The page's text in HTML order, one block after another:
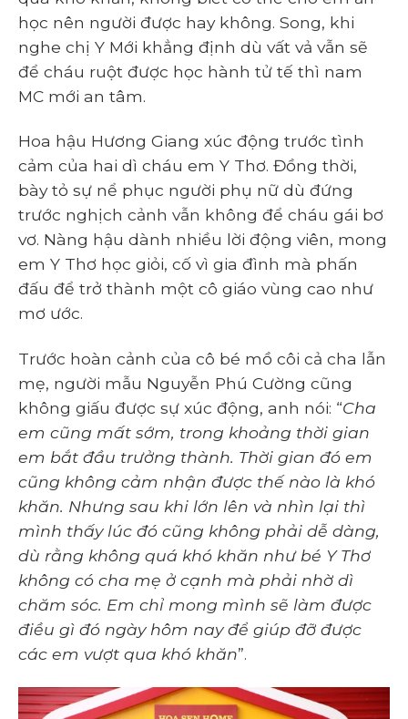
học nên người được hay không. Song, khi
nghe chị Y Mới khẳng định dù vất vả vẫn sẽ
để cháu ruột được học hành tử tế thì nam
MC mới an tâm.
Hoa hậu Hương Giang xúc động trước tình
cảm của hai dì cháu em Y Thơ. Đồng thời,
bày tỏ sự nể phục người phụ nữ dù đứng
trước nghịch cảnh vẫn không để cháu gái bơ
vơ. Nàng hậu dành nhiều lời động viên, mong
em Y Thơ học giỏi, cố vì gia đình mà phấn
đấu để trở thành một cô giáo vùng cao như
mơ ước.
Trước hoàn cảnh của cô bé mồ côi cả cha lẫn
mẹ, người mẫu Nguyễn Phú Cường cũng
không giấu được sự xúc động, anh nói: “Cha
em cũng mất sớm, trong khoảng thời gian
em bắt đầu trưởng thành. Thời gian đó em
cũng không cảm nhận được thế nào là khó
khăn. Nhưng sau khi lớn lên và nhìn lại thì
mình thấy lúc đó cũng không phải dễ dàng,
dù rằng không quá khó khăn như bé Y Thơ
không có cha mẹ ở cạnh mà phải nhờ dì
chăm sóc. Em chỉ mong mình sẽ làm được
điều gì đó ngày hôm nay để giúp đỡ được
các em vượt qua khó khăn”.